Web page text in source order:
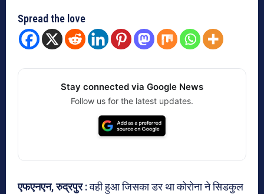
Spread the love
Stay connected via Google News
Follow us for the latest updates.
एफएनएन, रुद्रपुर :वही हुआ जिसका डर था कोरोना ने सिडकुल